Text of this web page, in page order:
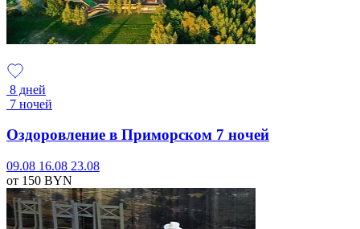
8 дней
7 ночей
Оздоровление в Приморском 7 ночей
09.08 16.08 23.08
от 150 BYN